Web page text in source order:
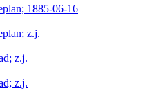
1885-06-16
z.j.
z.j.
z.j.